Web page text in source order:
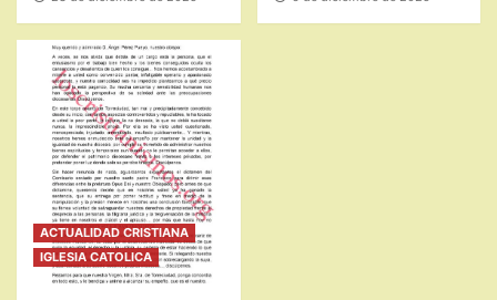
ACTUALIDAD CRISTIANA
IGLESIA CATOLICA